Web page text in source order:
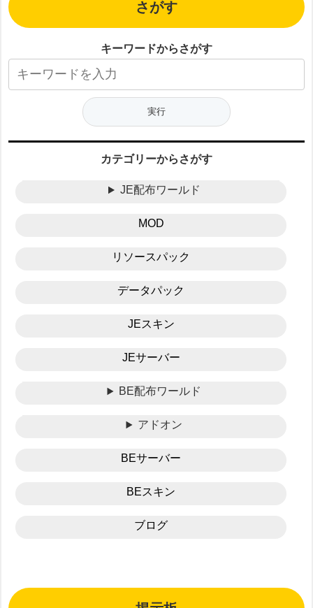
さがす
キーワードからさがす
カテゴリーからさがす
JE配布ワールド
MOD
リソースパック
データパック
JEスキン
JEサーバー
BE配布ワールド
アドオン
BEサーバー
BEスキン
ブログ